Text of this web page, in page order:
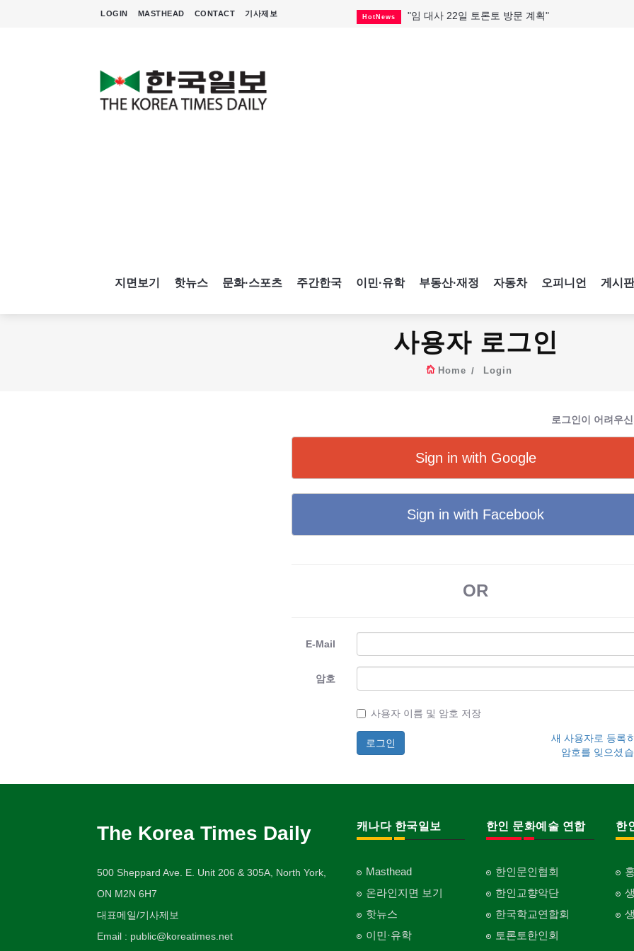
LOGIN MASTHEAD CONTACT 기사제보 HotNews "임 대사 22일 토론토 방문 계획"
지면보기 핫뉴스 문화·스포츠 주간한국 이민·유학 부동산·재정 자동차 오피니언 게시판
사용자 로그인
Home Login
로그인이 어려우
Sign in with Google
Sign in with Facebook
OR
E-Mail
암호
사용자 이름 및 암호 저장
새 사용자로 등록
암호를 잊으셨
The Korea Times Daily
500 Sheppard Ave. E. Unit 206 & 305A, North York,
ON M2N 6H7
대표메일/기사제보
Email : public@koreatimes.net
캐나다 한국일보
Masthead
온라인지면 보기
핫뉴스
이민·유학
한인 문화예술 연합
한인문인협회
한인교향악단
한국학교연합회
토론토한인회
한